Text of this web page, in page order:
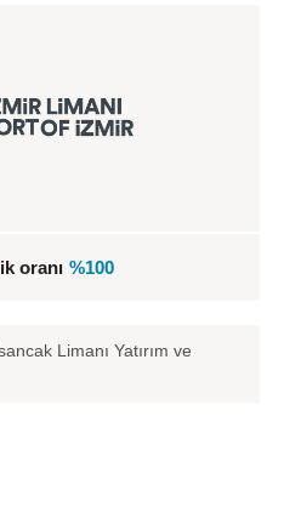
oranı %100
Limanı Yatırım ve